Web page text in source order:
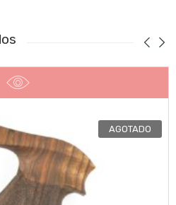
AGOTADO